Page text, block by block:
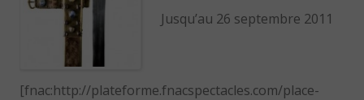
Jusqu’au 26 septembre 2011
[fnac:http://plateforme.fnacspectacles.com/place-